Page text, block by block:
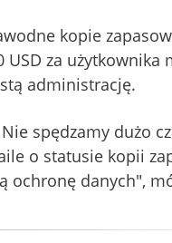
kopie
za użytkownika
administrację.
spędzamy dużo
o statusie kopii
ochronę danych",